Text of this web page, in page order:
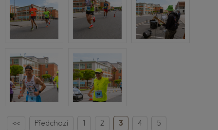
<< Předchozí 1 2 3 4
5